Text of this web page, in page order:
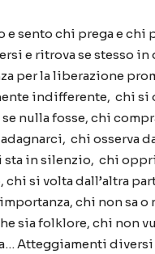
e sento chi prega e chi
e ritrova se stesso in
per la liberazione
indifferente, chi si
nulla fosse, chi
chi osserva
in silenzio, chi
chi si volta dall’altra
importanza, chi non sa o
sia folklore, chi non
…Atteggiamenti diversi